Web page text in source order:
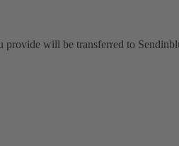
will be transferred to